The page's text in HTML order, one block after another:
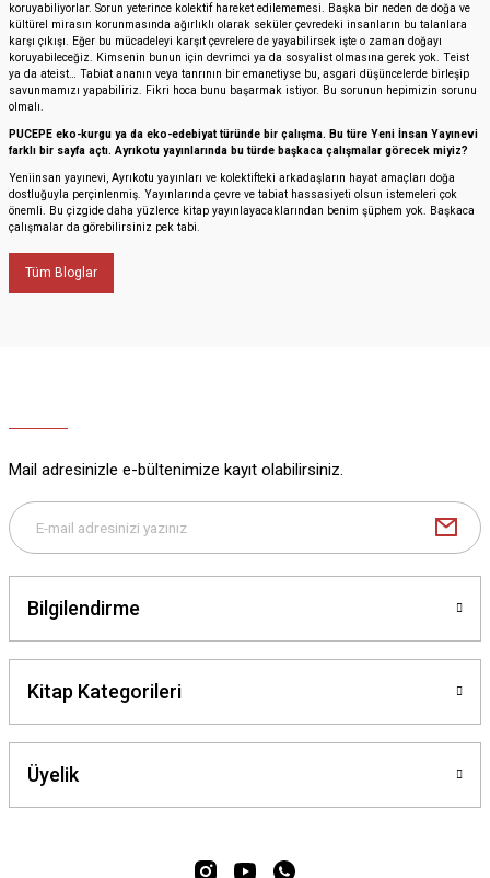
koruyabiliyorlar. Sorun yeterince kolektif hareket edilememesi. Başka bir neden de doğa ve
kültürel mirasın korunmasında ağırlıklı olarak seküler çevredeki insanların bu talanlara
karşı çıkışı. Eğer bu mücadeleyi karşıt çevrelere de yayabilirsek işte o zaman doğayı
koruyabileceğiz. Kimsenin bunun için devrimci ya da sosyalist olmasına gerek yok. Teist
ya da ateist… Tabiat ananın veya tanrının bir emanetiyse bu, asgari düşüncelerde birleşip
savunmamızı yapabiliriz. Fikri hoca bunu başarmak istiyor. Bu sorunun hepimizin sorunu
olmalı.
PUCEPE eko-kurgu ya da eko-edebiyat türünde bir çalışma. Bu türe Yeni İnsan Yayınevi
farklı bir sayfa açtı. Ayrıkotu yayınlarında bu türde başkaca çalışmalar görecek miyiz?
Yeniinsan yayınevi, Ayrıkotu yayınları ve kolektifteki arkadaşların hayat amaçları doğa
dostluğuyla perçinlenmiş. Yayınlarında çevre ve tabiat hassasiyeti olsun istemeleri çok
önemli. Bu çizgide daha yüzlerce kitap yayınlayacaklarından benim şüphem yok. Başkaca
çalışmalar da görebilirsiniz pek tabi.
Tüm Bloglar
Mail adresinizle e-bültenimize kayıt olabilirsiniz.
Bilgilendirme
Kitap Kategorileri
Üyelik